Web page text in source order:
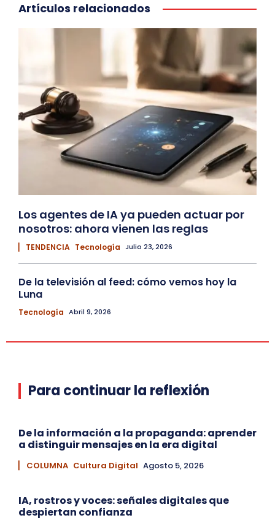
Artículos relacionados
Los agentes de IA ya pueden actuar por
nosotros: ahora vienen las reglas
▏ TENDENCIA Tecnología Julio 23, 2026
De la televisión al feed: cómo vemos hoy la
Luna
Tecnología Abril 9, 2026
Para continuar la reflexión
De la información a la propaganda: aprender
a distinguir mensajes en la era digital
▏ COLUMNA Cultura Digital Agosto 5, 2026
IA, rostros y voces: señales digitales que
despiertan confianza